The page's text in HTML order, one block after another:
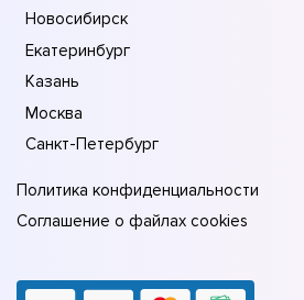
Новосибирск
Екатеринбург
Казань
Москва
Санкт-Петербург
Политика конфиденциальности
Соглашение о файлах cookies